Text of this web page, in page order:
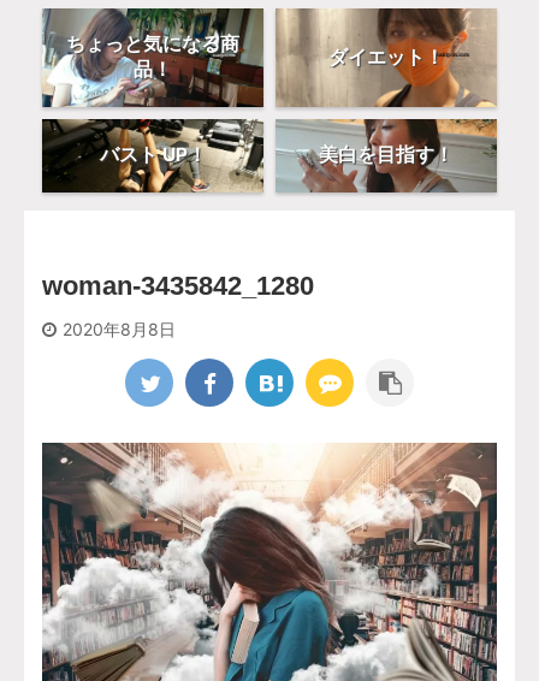
ちょっと気になる商
品！
ダイエット！
バスト UP！ 美白を目指す！
woman-3435842_1280
2020年8月8日